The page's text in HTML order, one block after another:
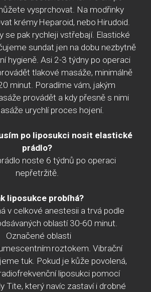
vysprchovat. Na modřinky
krémy Heparoid, nebo Hirudoid.
se pak rychleji vstřebají. Elastické
sundat jen na dobu nezbytně
hygieně. Asi 2-3 týdny po operaci
tlakové masáže, minimálně
minut. Poradíme vám, jakým
provádět a kdy přesně s nimi
urychlí proces hojení.
po liposukci nosit elastické
prádlo?
noste 6 týdnů po operaci
nepřetržitě.
liposukce probíhá?
v celkové anestesii a trvá podle
oblastí 30-60 minut.
Označené oblasti
roztokem. Vibrační
tuk. Pokud je kůže povolená,
liposukci pomocí
Tite, který navíc zastaví i drobné